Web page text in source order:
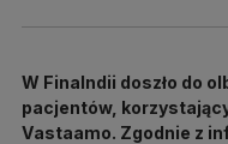
W Finalndii doszło do
pacjentów,
Vastaamo. Zgodnie z